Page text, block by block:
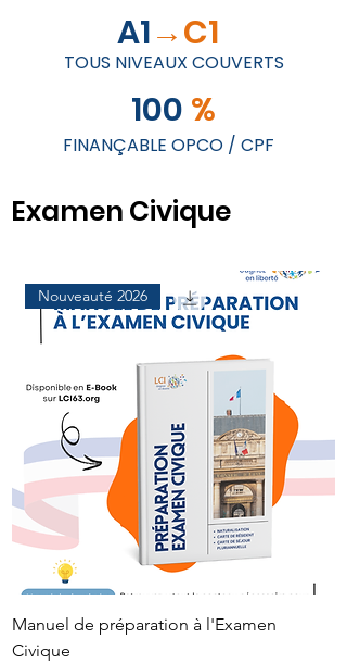
Examen Civique
Nouveauté 2026
Manuel de préparation à l'Examen
Civique
A1→C1
TOUS NIVEAUX COUVERTS
100 %
FINANÇABLE OPCO / CPF